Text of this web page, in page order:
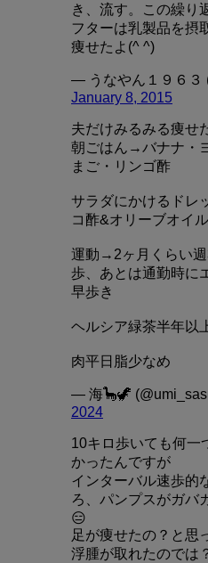
き、流す。この繰り
フターは乳製品を摂
痩せたよ(^ ^)
— うなやん１９６３
January 8, 2015
夫だけみるみる痩せ
朝ごはん→バナナ・
まご・リンゴ酢
サラダにかけるドレ
コ酢&オリーブオイ
運動→2ヶ月くらい
歩、あとは通勤時に
早歩き
ヘルシア緑茶半年以
肉平日脂少なめ
— 海🦕🦖
2024
10キロ歩いても何一
かったんですが
インターバル速歩的
ろ、パンプスがガバ
😑
足が痩せたの？と思
浮腫が取れたのでは